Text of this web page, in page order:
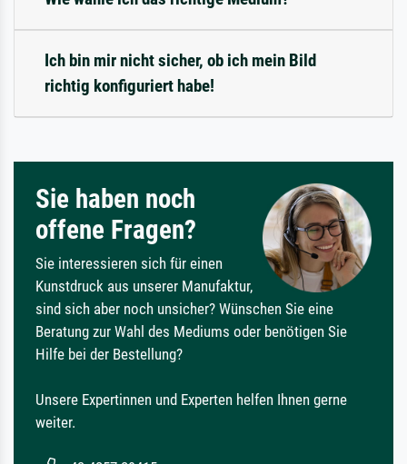
Ich bin mir nicht sicher, ob ich mein Bild
richtig konfiguriert habe!
Sie haben noch
offene Fragen?
Sie interessieren sich für einen
Kunstdruck aus unserer Manufaktur,
sind sich aber noch unsicher? Wünschen Sie eine
Beratung zur Wahl des Mediums oder benötigen Sie
Hilfe bei der Bestellung?
Unsere Expertinnen und Experten helfen Ihnen gerne
weiter.